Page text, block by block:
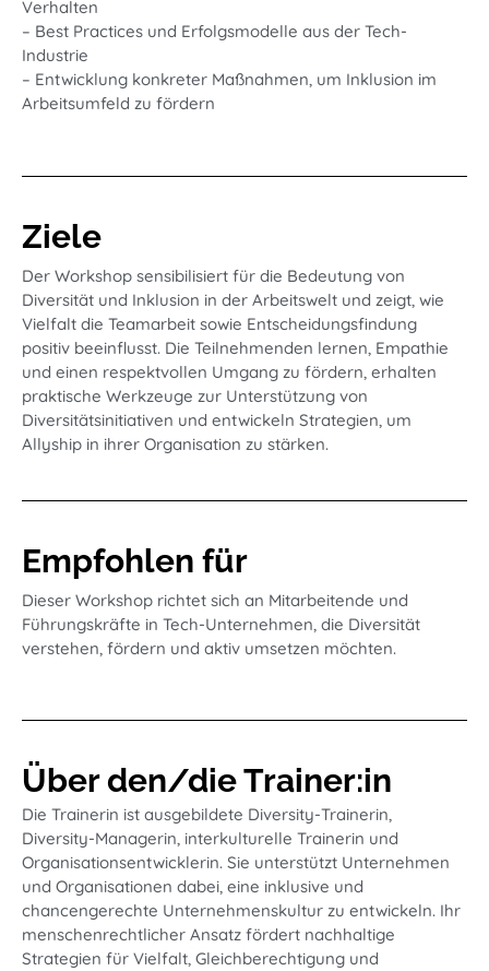
Verhalten
– Best Practices und Erfolgsmodelle aus der Tech-
Industrie
– Entwicklung konkreter Maßnahmen, um Inklusion im
Arbeitsumfeld zu fördern
Ziele
Der Workshop sensibilisiert für die Bedeutung von
Diversität und Inklusion in der Arbeitswelt und zeigt, wie
Vielfalt die Teamarbeit sowie Entscheidungsfindung
positiv beeinflusst. Die Teilnehmenden lernen, Empathie
und einen respektvollen Umgang zu fördern, erhalten
praktische Werkzeuge zur Unterstützung von
Diversitätsinitiativen und entwickeln Strategien, um
Allyship in ihrer Organisation zu stärken.
Empfohlen für
Dieser Workshop richtet sich an Mitarbeitende und
Führungskräfte in Tech-Unternehmen, die Diversität
verstehen, fördern und aktiv umsetzen möchten.
Über den/die Trainer:in
Die Trainerin ist ausgebildete Diversity-Trainerin,
Diversity-Managerin, interkulturelle Trainerin und
Organisationsentwicklerin. Sie unterstützt Unternehmen
und Organisationen dabei, eine inklusive und
chancengerechte Unternehmenskultur zu entwickeln. Ihr
menschenrechtlicher Ansatz fördert nachhaltige
Strategien für Vielfalt, Gleichberechtigung und